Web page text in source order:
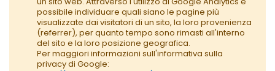
possibile individuare quali siano le pagine più
visualizzate dai visitatori di un sito, la loro provenienza
(referrer), per quanto tempo sono rimasti all'interno
del sito e la loro posizione geografica.
Per maggiori informazioni sull'informativa sulla
privacy di Google: